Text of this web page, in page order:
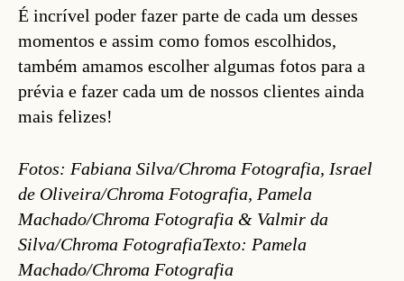
É incrível poder fazer parte de cada um desses
momentos e assim como fomos escolhidos,
também amamos escolher algumas fotos para a
prévia e fazer cada um de nossos clientes ainda
mais felizes!
Fotos: Fabiana Silva/Chroma Fotografia, Israel
de Oliveira/Chroma Fotografia, Pamela
Machado/Chroma Fotografia & Valmir da
Silva/Chroma FotografiaTexto: Pamela
Machado/Chroma Fotografia